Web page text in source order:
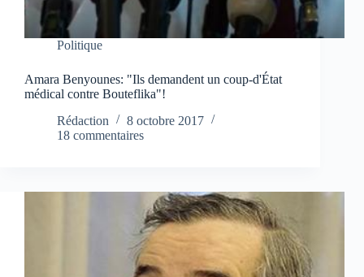
Politique
Amara Benyounes: "Ils demandent un coup-d'État
médical contre Bouteflika"!
Rédaction
8 octobre 2017
18 commentaires